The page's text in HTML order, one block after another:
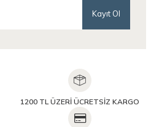
Kayıt Ol
1200 TL ÜZERİ ÜCRETSİZ KARGO